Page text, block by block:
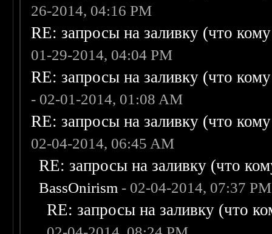
26-2014, 04:16 PM
RE: запросы на заливку (что
01-29-2014, 04:04 PM
RE: запросы на заливку (что
- 02-01-2014, 01:08 AM
RE: запросы на заливку (что
02-04-2014, 06:45 AM
RE: запросы на заливку (что
BassOnirism - 02-04-2014, 07:37 PM
RE: запросы на заливку (что